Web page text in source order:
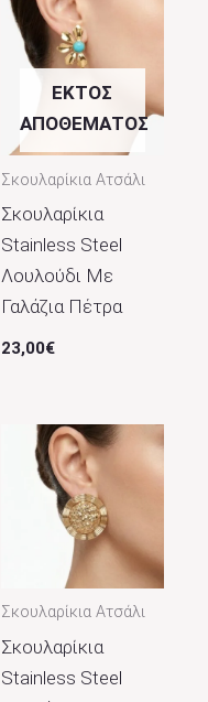
ΕΚΤΌΣ
ΑΠΟΘΈΜΑΤΟΣ
Σκουλαρίκια Ατσάλι
Σκουλαρίκια
Stainless Steel
Λουλούδι Με
Γαλάζια Πέτρα
23,00€
Σκουλαρίκια Ατσάλι
Σκουλαρίκια
Stainless Steel